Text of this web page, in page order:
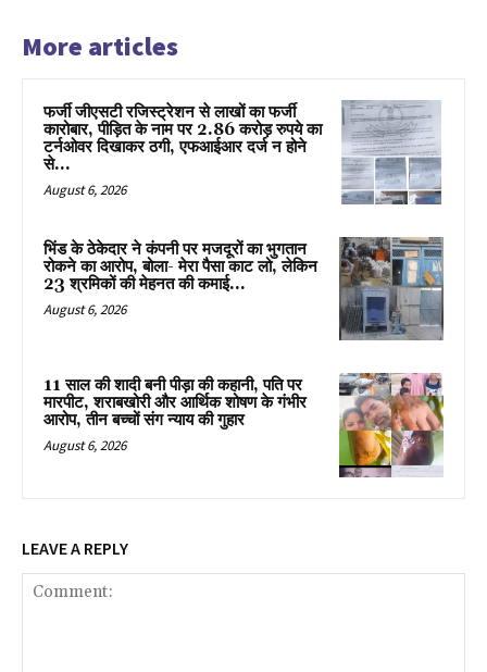
More articles
फर्जी जीएसटी रजिस्ट्रेशन से लाखों का फर्जी
कारोबार, पीड़ित के नाम पर 2.86 करोड़ रुपये का
टर्नओवर दिखाकर ठगी, एफआईआर दर्ज न होने
से...
August 6, 2026
भिंड के ठेकेदार ने कंपनी पर मजदूरों का भुगतान
रोकने का आरोप, बोला- मेरा पैसा काट लो, लेकिन
23 श्रमिकों की मेहनत की कमाई...
August 6, 2026
11 साल की शादी बनी पीड़ा की कहानी, पति पर
मारपीट, शराबखोरी और आर्थिक शोषण के गंभीर
आरोप, तीन बच्चों संग न्याय की गुहार
August 6, 2026
LEAVE A REPLY